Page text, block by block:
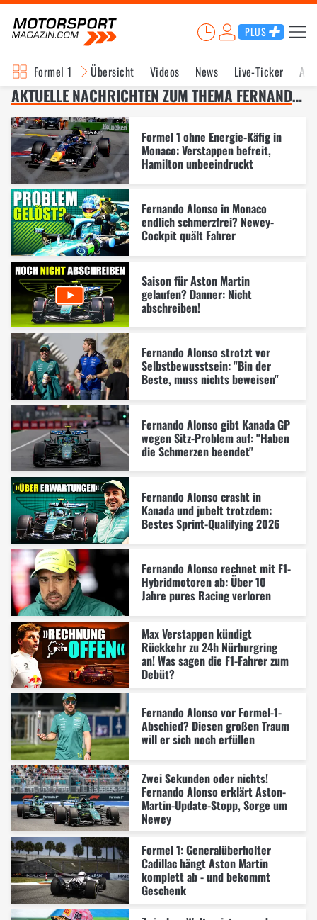
PLUS
Formel 1 Übersicht Videos News Live-Ticker
AKTUELLE NACHRICHTEN ZUM THEMA FERNANDO ALONSO – SEITE 2
Formel 1 ohne Energie-Käfig in
Monaco: Verstappen befreit,
Hamilton unbeeindruckt
Fernando Alonso in Monaco
endlich schmerzfrei? Newey-
Cockpit quält Fahrer
Saison für Aston Martin
gelaufen? Danner: Nicht
abschreiben!
Fernando Alonso strotzt vor
Selbstbewusstsein: "Bin der
Beste, muss nichts beweisen"
Fernando Alonso gibt Kanada GP
wegen Sitz-Problem auf: "Haben
die Schmerzen beendet"
Fernando Alonso crasht in
Kanada und jubelt trotzdem:
Bestes Sprint-Qualifying 2026
Fernando Alonso rechnet mit F1-
Hybridmotoren ab: Über 10
Jahre pures Racing verloren
Max Verstappen kündigt
Rückkehr zu 24h Nürburgring
an! Was sagen die F1-Fahrer zum
Debüt?
Fernando Alonso vor Formel-1-
Abschied? Diesen großen Traum
will er sich noch erfüllen
Zwei Sekunden oder nichts!
Fernando Alonso erklärt Aston-
Martin-Update-Stopp, Sorge um
Newey
Formel 1: Generalüberholter
Cadillac hängt Aston Martin
komplett ab - und bekommt
Geschenk